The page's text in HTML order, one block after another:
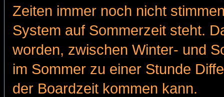
Zeiten immer noch nicht
System auf Sommerzeit steht.
worden, zwischen Winter- und
im Sommer zu einer Stunde
der Boardzeit kommen kann.